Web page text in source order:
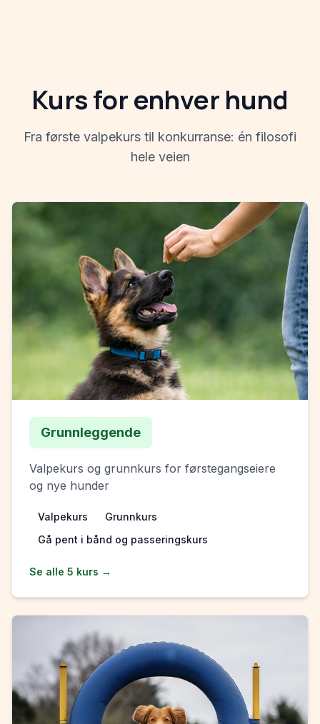
Kurs for enhver hund
Fra første valpekurs til konkurranse: én filosofi
hele veien
Grunnleggende
Valpekurs og grunnkurs for førstegangs­eiere
og nye hunder
Valpekurs
Grunnkurs
Gå pent i bånd og passeringskurs
Se alle 5 kurs →